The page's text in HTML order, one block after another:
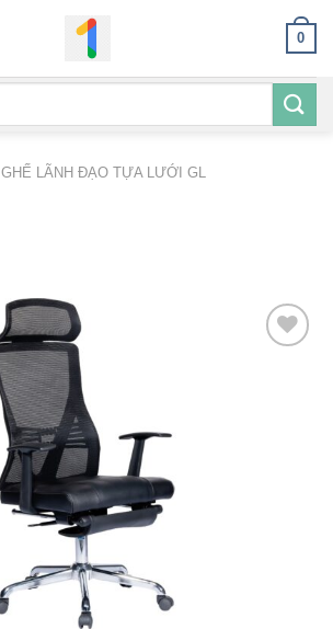
0
GHẾ LÃNH ĐẠO TỰA LƯỚI GL